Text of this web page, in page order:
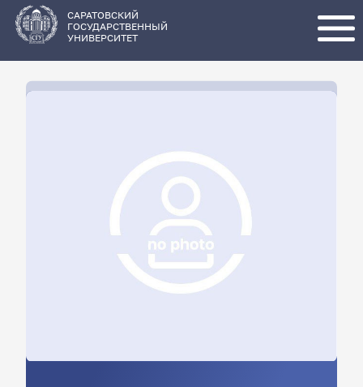
основному
содержанию
САРАТОВСКИЙ
ГОСУДАРСТВЕННЫЙ
УНИВЕРСИТЕТ